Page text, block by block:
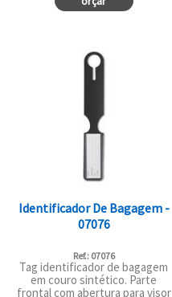
Identificador De Bagagem -
07076
Ref.: 07076
Tag identificador de bagagem
em couro sintético. Parte
frontal com abertura para visor